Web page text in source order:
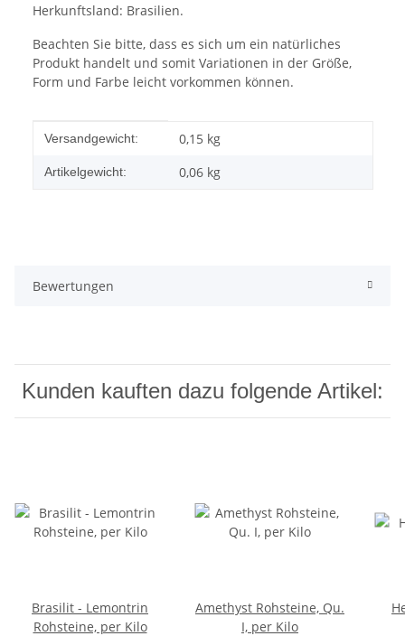
Herkunftsland: Brasilien.
Beachten Sie bitte, dass es sich um ein natürliches
Produkt handelt und somit Variationen in der Größe,
Form und Farbe leicht vorkommen können.
Produkteigenschaft
Wert
Versandgewicht: 0,15 kg
Artikelgewicht: 0,06 kg
Bewertungen
Kunden kauften dazu folgende Artikel:
Brasilit - Lemontrin
Rohsteine, per Kilo
Amethyst Rohsteine, Qu.
I, per Kilo